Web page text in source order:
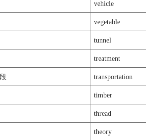
vehicle
vegetable
tunnel
treatment
transportation
timber
thread
theory